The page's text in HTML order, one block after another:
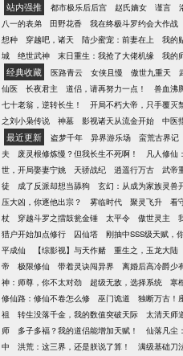
站内强推 都市极乐后后宫 赵氏嫡女 谨言
八一的表弟
田野花香 我在终极斗罗约会大作战
想种
穿越吧，诸天 陆少蜜宠：前妻在上 我的
城
绝世武神 末日重生：我抢了大佬机缘 我的
经典收藏 医路青云 女侠且慢 傲世九重天
仙医
长夜君主 道侣，请再努力一点！ 兽血沸
七十老翁，逆转长生！
开局不朽大帝，只手覆灭
之刘小枭传说
神墓 影视诸天从流金开始 中医
最近更新 盗梦千年 异界游乐场 蛮荒古界记
夫
废灵根修炼慢？但我长生不死啊！ 凡人修仙
世，开局娶妻宁姚
天骄战纪 逍遥行万古 武帝
徒
成了反派却想当舔狗 玄幻：从成为家族灵兽
压大凶，你逐他出宗？
雾临时代 聚灵飞升 看
杖
穿越斗罗之擂鼓瓮金锤 太平令 傲世灵主
猎户开始加点修行
囚仙塔 刚抽中SSS级天赋，
平成仙
【综影视】与天作赌 重生之，玉龙大陆
帝
极限修仙 带着灵诀闯异界 离婚后高冷爵少
神：师尊，你不太对劲
超级无敌，选择系统 寒
修仙路：修仙不卷怎么修
巫门诡道 独断万古！
祖
转生没落千金，我的数值突破天际 太清天师
师
多子多福？我的道侣能增加天赋！ 仙落凡尘
中
洪荒：这三界，还是朕说了算！ 满级基础刀